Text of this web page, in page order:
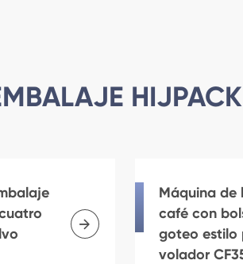

Máquina de
café con
goteo estilo
volador